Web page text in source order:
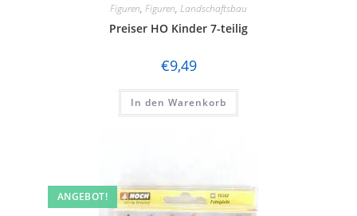
Figuren, Figuren, Landschaftsbau
Preiser HO Kinder 7-teilig
€9,49
In den Warenkorb
ANGEBOT!